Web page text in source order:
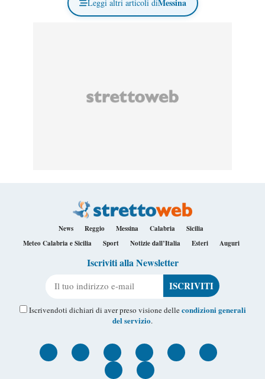
Leggi altri articoli diMessina
News Reggio Messina Calabria
Sicilia
Meteo Calabria e Sicilia
Sport Notizie dall’Italia Esteri Auguri
Iscriviti alla Newsletter
Iscrivendoti dichiari di aver preso visione dellecondizioni generali
del servizio.